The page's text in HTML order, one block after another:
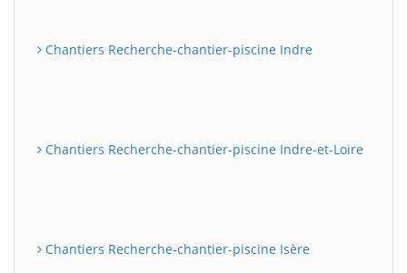
Chantiers Recherche-chantier-piscine Indre
Chantiers Recherche-chantier-piscine Indre-et-Loire
Chantiers Recherche-chantier-piscine Isère